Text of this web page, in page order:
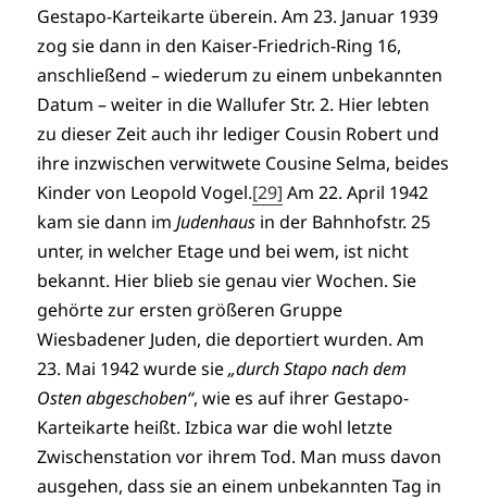
Gestapo-Karteikarte überein. Am 23. Januar 1939
zog sie dann in den Kaiser-Friedrich-Ring 16,
anschließend – wiederum zu einem unbekannten
Datum – weiter in die Wallufer Str. 2. Hier lebten
zu dieser Zeit auch ihr lediger Cousin Robert und
ihre inzwischen verwitwete Cousine Selma, beides
Kinder von Leopold Vogel.[29] Am 22. April 1942
kam sie dann imJudenhaus in der Bahnhofstr. 25
unter, in welcher Etage und bei wem, ist nicht
bekannt. Hier blieb sie genau vier Wochen. Sie
gehörte zur ersten größeren Gruppe
Wiesbadener Juden, die deportiert wurden. Am
23. Mai 1942 wurde sie„durch Stapo nach dem
Osten abgeschoben“, wie es auf ihrer Gestapo-
Karteikarte heißt. Izbica war die wohl letzte
Zwischenstation vor ihrem Tod. Man muss davon
ausgehen, dass sie an einem unbekannten Tag in